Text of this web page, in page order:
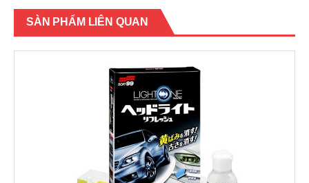
SÀN PHẨM LIÊN QUAN